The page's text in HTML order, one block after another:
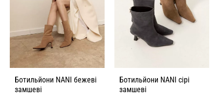
Ботильйони NANI бежеві
замшеві
Ботильйони NANI сірі
замшеві